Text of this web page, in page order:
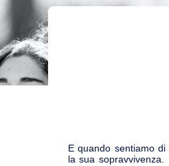
E quando sentiamo
la sua sopravvivenza.